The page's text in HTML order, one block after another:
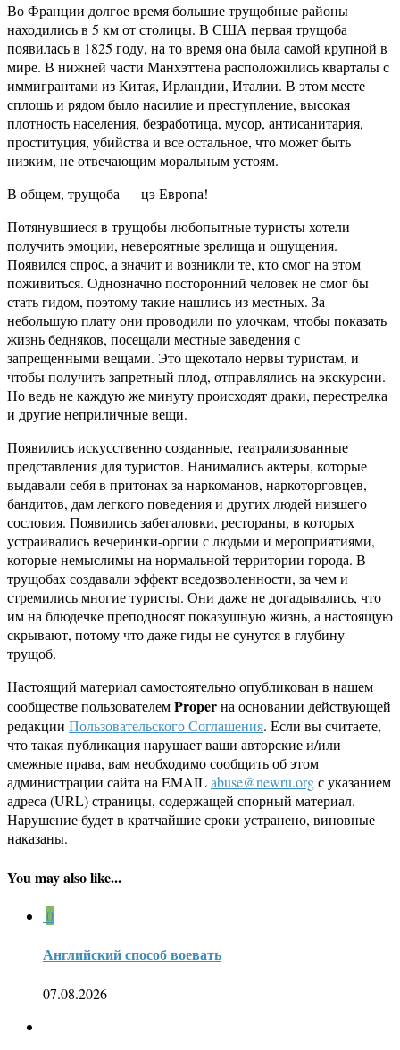
Во Франции долгое время большие трущобные районы
находились в 5 км от столицы. В США первая трущоба
появилась в 1825 году, на то время она была самой крупной в
мире. В нижней части Манхэттена расположились кварталы с
иммигрантами из Китая, Ирландии, Италии. В этом месте
сплошь и рядом было насилие и преступление, высокая
плотность населения, безработица, мусор, антисанитария,
проституция, убийства и все остальное, что может быть
низким, не отвечающим моральным устоям.
В общем, трущоба — цэ Европа!
Потянувшиеся в трущобы любопытные туристы хотели
получить эмоции, невероятные зрелища и ощущения.
Появился спрос, а значит и возникли те, кто смог на этом
поживиться. Однозначно посторонний человек не смог бы
стать гидом, поэтому такие нашлись из местных. За
небольшую плату они проводили по улочкам, чтобы показать
жизнь бедняков, посещали местные заведения с
запрещенными вещами. Это щекотало нервы туристам, и
чтобы получить запретный плод, отправлялись на экскурсии.
Но ведь не каждую же минуту происходят драки, перестрелка
и другие неприличные вещи.
Появились искусственно созданные, театрализованные
представления для туристов. Нанимались актеры, которые
выдавали себя в притонах за наркоманов, наркоторговцев,
бандитов, дам легкого поведения и других людей низшего
сословия. Появились забегаловки, рестораны, в которых
устраивались вечеринки-оргии с людьми и мероприятиями,
которые немыслимы на нормальной территории города. В
трущобах создавали эффект вседозволенности, за чем и
стремились многие туристы. Они даже не догадывались, что
им на блюдечке преподносят показушную жизнь, а настоящую
скрывают, потому что даже гиды не сунутся в глубину
трущоб.
Настоящий материал самостоятельно опубликован в нашем
сообществе пользователемProperна основании действующей
редакции Пользовательского Соглашения. Если вы считаете,
что такая публикация нарушает ваши авторские и/или
смежные права, вам необходимо сообщить об этом
администрации сайта на EMAILabuse@newru.orgс указанием
адреса (URL) страницы, содержащей спорный материал.
Нарушение будет в кратчайшие сроки устранено, виновные
наказаны.
You may also like...
0
Английский способ воевать
07.08.2026